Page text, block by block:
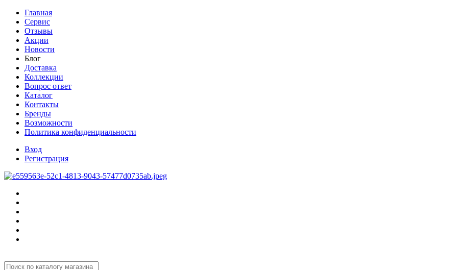
Главная
Сервис
Отзывы
Акции
Новости
Блог
Доставка
Коллекции
Вопрос ответ
Каталог
Контакты
Бренды
Возможности
Политика конфиденциальности
Вход
Регистрация